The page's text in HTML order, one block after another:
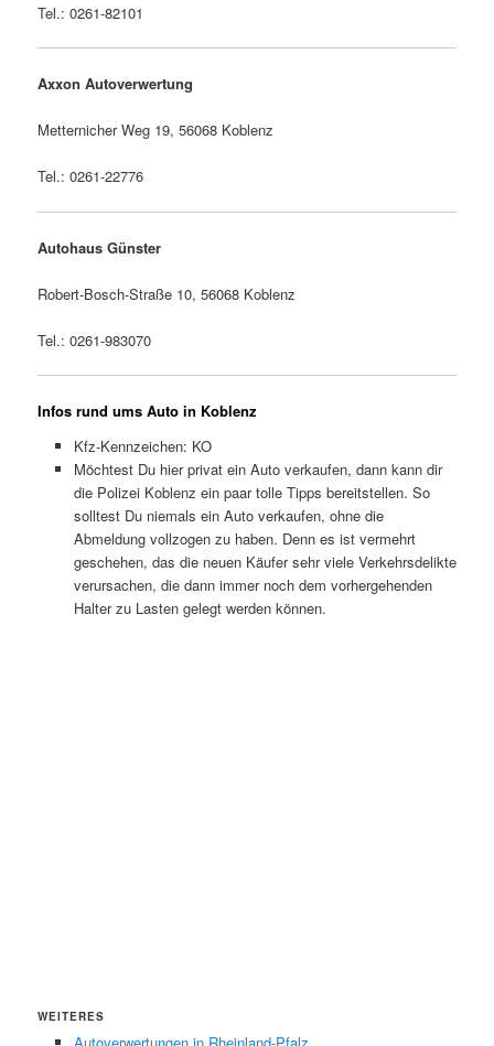
Tel.: 0261-82101
Axxon Autoverwertung
Metternicher Weg 19, 56068 Koblenz
Tel.: 0261-22776
Autohaus Günster
Robert-Bosch-Straße 10, 56068 Koblenz
Tel.: 0261-983070
Infos rund ums Auto in Koblenz
Kfz-Kennzeichen: KO
Möchtest Du hier privat ein Auto verkaufen, dann kann dir
die Polizei Koblenz ein paar tolle Tipps bereitstellen. So
solltest Du niemals ein Auto verkaufen, ohne die
Abmeldung vollzogen zu haben. Denn es ist vermehrt
geschehen, das die neuen Käufer sehr viele Verkehrsdelikte
verursachen, die dann immer noch dem vorhergehenden
Halter zu Lasten gelegt werden können.
WEITERES